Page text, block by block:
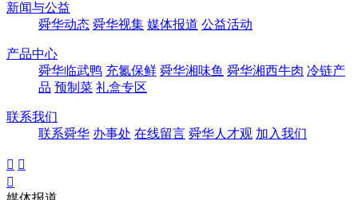
新闻与公益
舜华动态 舜华视集 媒体报道 公益活动
产品中心
舜华临武鸭 充氮保鲜 舜华湘味鱼 舜华湘西牛肉 冷链产
品 预制菜 礼盒专区
联系我们
联系舜华 办事处 在线留言 舜华人才观 加入我们
 
